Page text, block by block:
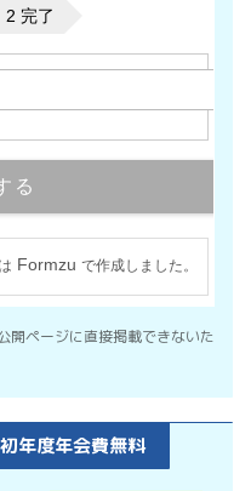
開ページに直接掲載できないた
年度年会費無料